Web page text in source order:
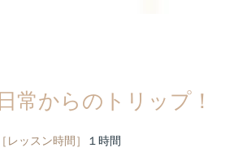
日常からのトリップ！
［レッスン時間］
１時間